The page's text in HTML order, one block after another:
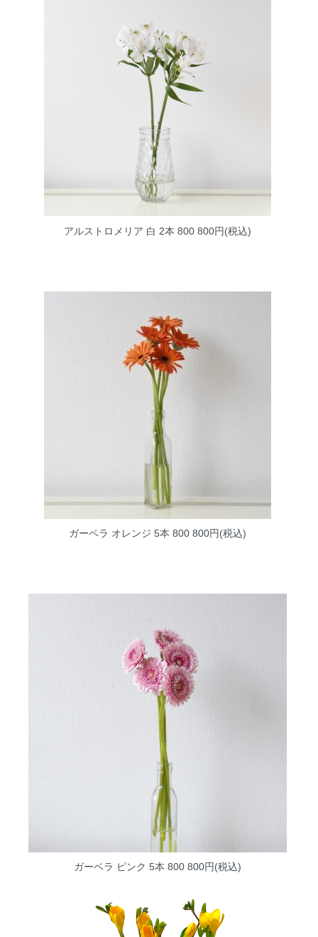
アルストロメリア 白 2本 800800円(税込)
ガーベラ オレンジ 5本 800800円(税込)
ガーベラ ピンク 5本 800800円(税込)